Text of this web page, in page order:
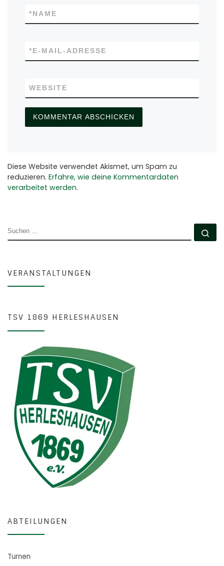
NAME
*
E-MAIL-ADRESSE
*
WEBSITE
Diese Website verwendet Akismet, um Spam zu
reduzieren. Erfahre, wie deine Kommentardaten
verarbeitet werden.
SUCHE
VERANSTALTUNGEN
TSV 1869 HERLESHAUSEN
ABTEILUNGEN
Turnen